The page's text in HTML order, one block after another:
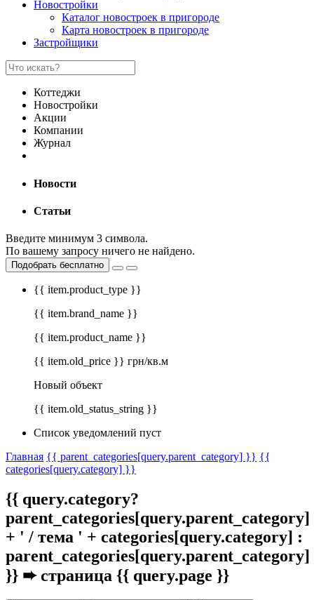
Новостройки
Каталог новостроек в пригороде
Карта новостроек в пригороде
Застройщики
Коттеджи
Новостройки
Акции
Компании
Журнал
Новости
Статьи
Введите минимум 3 символа.
По вашему запросу ничего не найдено.
Подобрать бесплатно
{{ item.product_type }}
{{ item.brand_name }}
{{ item.product_name }}
{{ item.old_price }} грн/кв.м
Новый объект
{{ item.old_status_string }}
Список уведомлений пуст
Главная {{ parent_categories[query.parent_category] }} {{
categories[query.category] }}
{{ query.category?
parent_categories[query.parent_category]
+ ' / тема ' + categories[query.category] :
parent_categories[query.parent_category]
}} ➨ страница {{ query.page }}